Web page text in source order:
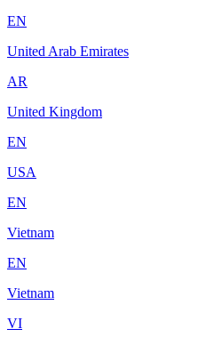
EN
United Arab Emirates
AR
United Kingdom
EN
USA
EN
Vietnam
EN
Vietnam
VI